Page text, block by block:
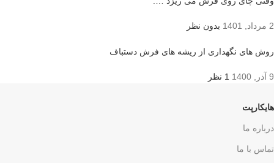
2 مرداد, 1401 بدون نظر
روش های نگهداری از ریشه های فرش دستباف
9 آذر, 1400 1 نظر
هایکارپت
درباره ما
تماس با ما